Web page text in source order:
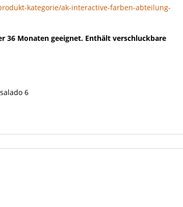
kategorie/ak-interactive-farben-abteilung-
36 Monaten geeignet. Enthält verschluckbare
6